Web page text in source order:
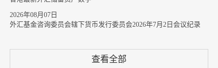
2026年08月07日
外汇基金咨询委员会辖下货币发行委员会2026年7月2日会议纪录
查看全部